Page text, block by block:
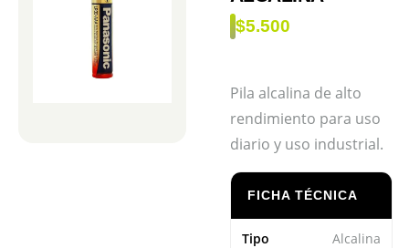
$5.500
Pila alcalina de alto
rendimiento para uso
diario y uso industrial.
FICHA TÉCNICA
Tipo Alcalina